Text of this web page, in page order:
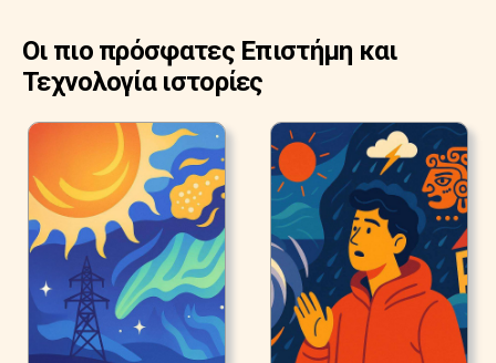
Οι πιο πρόσφατες Επιστήμη και
Τεχνολογία ιστορίες